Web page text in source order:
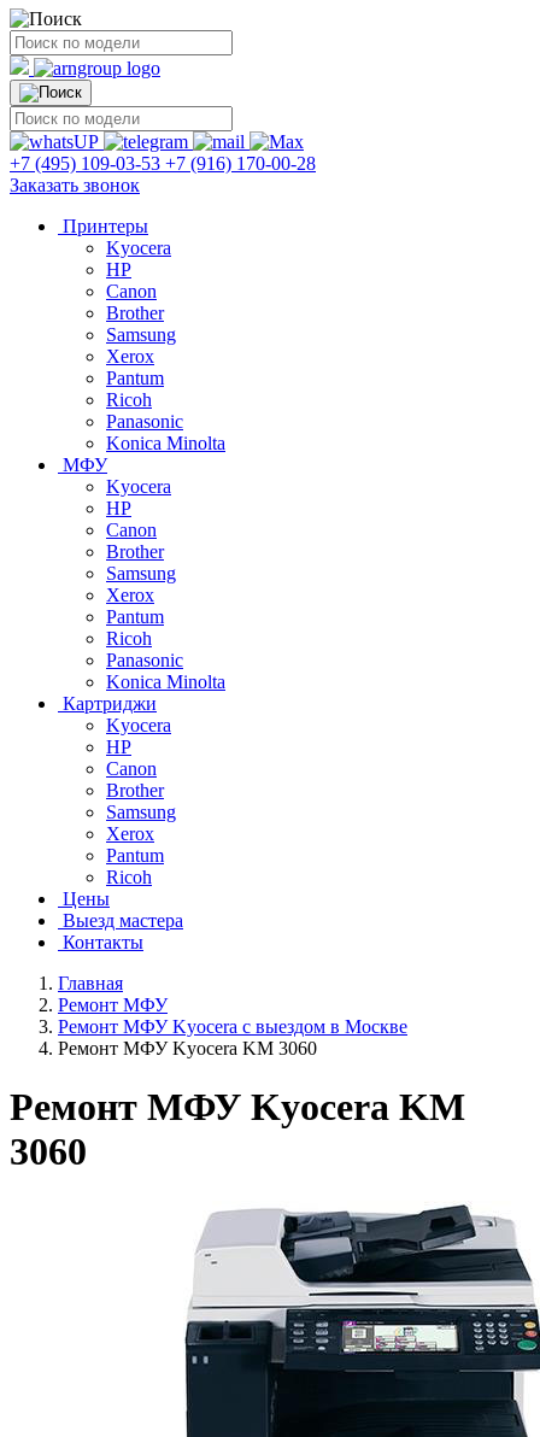
+7 (495) 109-03-53 +7 (916) 170-00-28
Заказать звонок
Принтеры
Kyocera
HP
Canon
Brother
Samsung
Xerox
Pantum
Ricoh
Panasonic
Konica Minolta
МФУ
Kyocera
HP
Canon
Brother
Samsung
Xerox
Pantum
Ricoh
Panasonic
Konica Minolta
Картриджи
Kyocera
HP
Canon
Brother
Samsung
Xerox
Pantum
Ricoh
Цены
Выезд мастера
Контакты
Главная
Ремонт МФУ
Ремонт МФУ Kyocera с выездом в Москве
Ремонт МФУ Kyocera KM 3060
Ремонт МФУ Kyocera KM
3060